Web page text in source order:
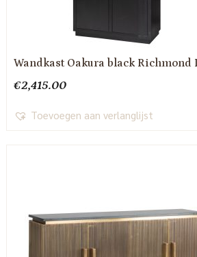
Wandkast Oakura black Richmond
€2,415.00
Toevoegen aan verlanglijst